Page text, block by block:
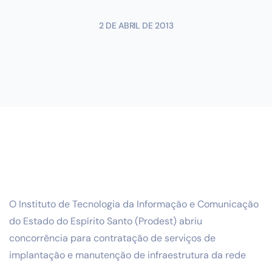
2 DE ABRIL DE 2013
O Instituto de Tecnologia da Informação e Comunicação
do Estado do Espírito Santo (Prodest) abriu
concorrência para contratação de serviços de
implantação e manutenção de infraestrutura da rede